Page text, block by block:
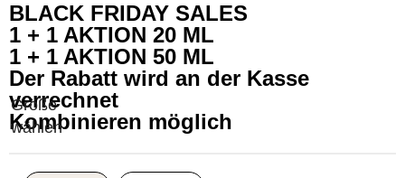
BLACK FRIDAY SALES
1 + 1 AKTION 20 ML
1 + 1 AKTION 50 ML
Der Rabatt wird an der Kasse
verrechnet
Kombinieren möglich